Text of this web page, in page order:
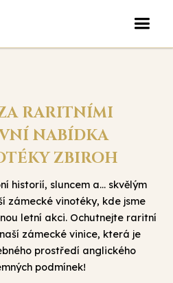
RARITNÍMI
NABÍDKA
ZBIROH
historií, sluncem a... skvělým
zámecké vinotéky, kde jsme
letní akci. Ochutnejte raritní
zámecké vinice, která je
prostředí anglického
podmínek!